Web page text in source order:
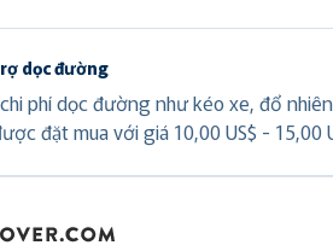
dọc đường
phí dọc đường như kéo xe, đổ
đặt mua với giá 10,00 US$ - 15,00